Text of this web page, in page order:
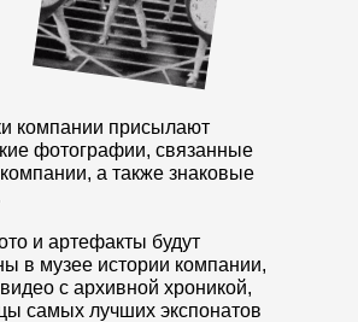
компании присылают
фотографии, связанные
а также знаковые
и артефакты будут
в музее истории компании,
с архивной хроникой,
самых лучших экспонатов